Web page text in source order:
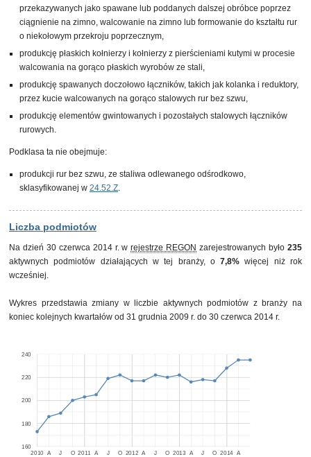
przekazywanych jako spawane lub poddanych dalszej obróbce poprzez
ciągnienie na zimno, walcowanie na zimno lub formowanie do kształtu rur
o niekołowym przekroju poprzecznym,
produkcję płaskich kołnierzy i kołnierzy z pierścieniami kutymi w procesie
walcowania na gorąco płaskich wyrobów ze stali,
produkcję spawanych doczołowo łączników, takich jak kolanka i reduktory,
przez kucie walcowanych na gorąco stalowych rur bez szwu,
produkcję elementów gwintowanych i pozostałych stalowych łączników
rurowych.
Podklasa ta nie obejmuje:
produkcji rur bez szwu, ze staliwa odlewanego odśrodkowo,
sklasyfikowanej w 24.52.Z.
Liczba podmiotów
Na dzień 30 czerwca 2014 r. wrejestrze REGON zarejestrowanych było235
aktywnych podmiotów działających w tej branży, o7,8% więcej niż rok
wcześniej.
Wykres przedstawia zmiany w liczbie aktywnych podmiotów z branży na
koniec kolejnych kwartałów od 31 grudnia 2009 r. do 30 czerwca 2014 r.
2010 2011 2012 2013 2014
A J O A J O A J O A J O A
160
180
200
220
240